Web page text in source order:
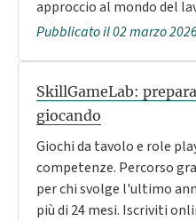
approccio al mondo del
Pubblicato il 02 marzo
SkillGameLab:
giocando
Giochi da tavolo e role
competenze. Percorso
per chi svolge l'ultimo
più di 24 mesi. Iscriviti